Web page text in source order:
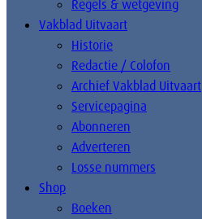
Regels & wetgeving
Vakblad Uitvaart
Historie
Redactie / Colofon
Archief Vakblad Uitvaart
Servicepagina
Abonneren
Adverteren
Losse nummers
Shop
Boeken